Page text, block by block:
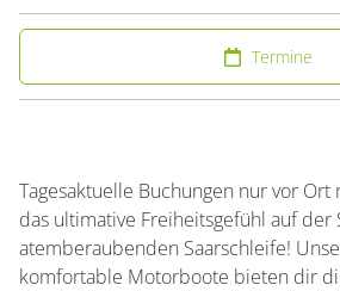
Termine
Tagesaktuelle Buchungen nur vor Ort
das ultimative Freiheitsgefühl auf der
atemberaubenden Saarschleife!
komfortable Motorboote bieten dir